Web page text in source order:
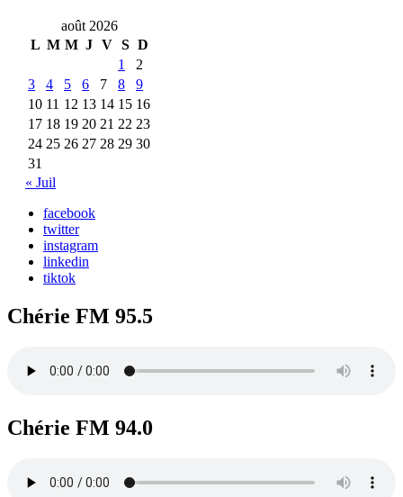
août 2026
L M M J V S D
1
2
3
4 5 6 7 8
9
10 11 12 13 14 15 16
17 18 19 20 21 22 23
24 25 26 27 28 29 30
31
« Juil
facebook
twitter
instagram
linkedin
tiktok
Chérie FM 95.5
Chérie FM 94.0